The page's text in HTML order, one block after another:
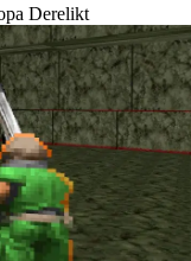
Derelikt